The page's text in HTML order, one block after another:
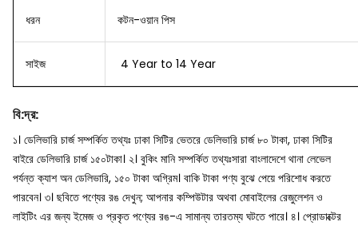
ধরন কটন-ওয়ান পিস
সাইজ 4 Year to 14 Year
বি:দ্র:
১। ডেলিভারি চার্জ সম্পর্কিত তথ্যঃ ঢাকা সিটির ভেতরে ডেলিভারি চার্জ ৮০ টাকা, ঢাকা সিটির
বাইরে ডেলিভারি চার্জ ১৫০টাকা। ২। বুকিং মানি সম্পর্কিত তথ্যঃসারা বাংলাদেশে থানা লেভেল
পর্যন্ত ক্যাশ অন ডেলিভারি, ১৫০ টাকা অগ্রিম। বাকি টাকা পণ্য বুঝে পেয়ে পরিশোধ করতে
পারবেন। ৩। ছবিতে পণ্যের রঙ দেখুন; আপনার কম্পিউটার অথবা মোবাইলের রেজুলেশন ও
লাইটিং এর জন্য ইমেজ ও প্রকৃত পণ্যের রঙ-এ সামান্য তারতম্য ঘটতে পারে। ৪। প্রোডাক্টের